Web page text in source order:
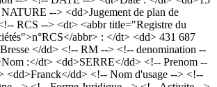
--> <dd>Jugement de plan de
RCS --> <dt> <abbr title="Registre du
abbr> : </dt> <dd> 431 687
</dd> <!-- RM --> <!-- denomination --
:</dt> <dd>SERRE</dd> <!-- Prenom --
<dd>Franck</dd> <!-- Nom d'usage --> <!--